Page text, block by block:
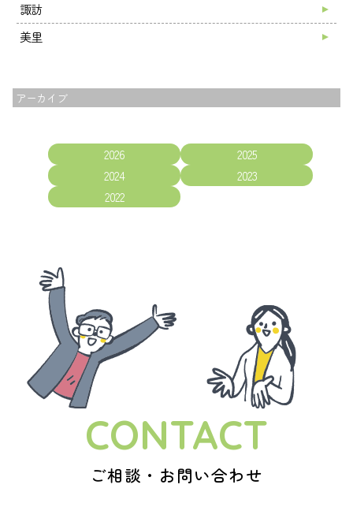
諏訪
美里
アーカイブ
2026
2025
2024
2023
2022
CONTACT
ご相談・お問い合わせ